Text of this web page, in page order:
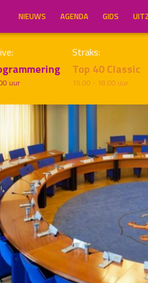
NIEUWS AGENDA GIDS
uur
Straks:
Top 40 Classic
15.00 - 18.00 uur